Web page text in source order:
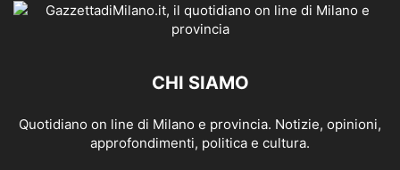
CHI SIAMO
Quotidiano on line di Milano e provincia. Notizie, opinioni,
approfondimenti, politica e cultura.